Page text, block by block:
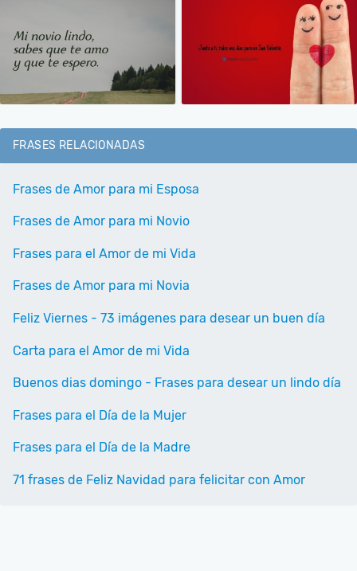
FRASES RELACIONADAS
Frases de Amor para mi Esposa
Frases de Amor para mi Novio
Frases para el Amor de mi Vida
Frases de Amor para mi Novia
Feliz Viernes - 73 imágenes para desear un buen día
Carta para el Amor de mi Vida
Buenos dias domingo - Frases para desear un lindo día
Frases para el Día de la Mujer
Frases para el Día de la Madre
71 frases de Feliz Navidad para felicitar con Amor